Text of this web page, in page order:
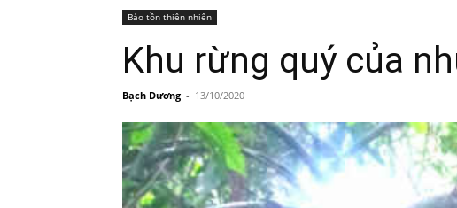
Bảo tồn thiên nhiên
Khu rừng quý của
Bạch Dương - 13/10/2020